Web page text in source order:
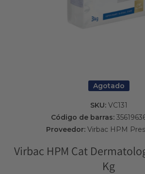
Agotado
SKU: VC131
Código de barras:
Proveedor:Virbac HPM
Virbac HPM Cat
Kg